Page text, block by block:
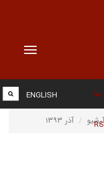
Toggle
ها ENGLISH
آرشیو آذر ۱۳۹۳